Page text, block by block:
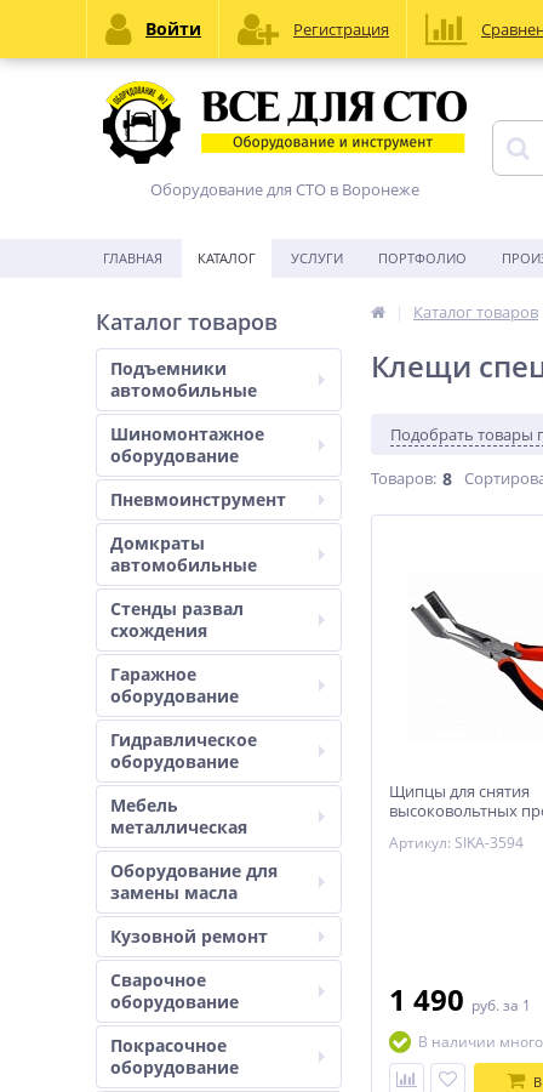
Оборудование для СТО в Воронеже
ГЛАВНАЯ КАТАЛОГ УСЛУГИ ПОРТФОЛИО
Каталог товаров
Подъемники
автомобильные
Шиномонтажное
оборудование
Пневмоинструмент
Домкраты
автомобильные
Стенды развал
схождения
Гаражное
оборудование
Гидравлическое
оборудование
Мебель
металлическая
Оборудование для
замены масла
Кузовной ремонт
Сварочное
оборудование
Покрасочное
оборудование
Каталог товаров
Клещи
Подобрать товары
Товаров: 8
Щипцы для снятия
высоковольтных
Артикул: SIKA-3594
1 490 руб. за 1
В наличии много
Войти Регистрация